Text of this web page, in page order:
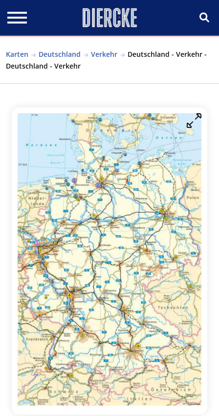
Karten Deutschland Verkehr
Deutschland - Verkehr -
Deutschland - Verkehr